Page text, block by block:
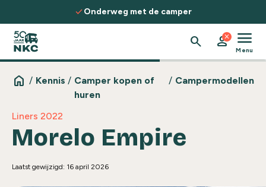
Spring naar de inhoud checkOntdek routes, kennis
search person
close menu
Menu
home / Kennis / Camper kopen of
huren
/ Campermodellen
Liners 2022
Morelo Empire
Laatst gewijzigd: 16 april 2026